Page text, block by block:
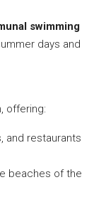
swimming
days and
offering:
and restaurants
beaches of the